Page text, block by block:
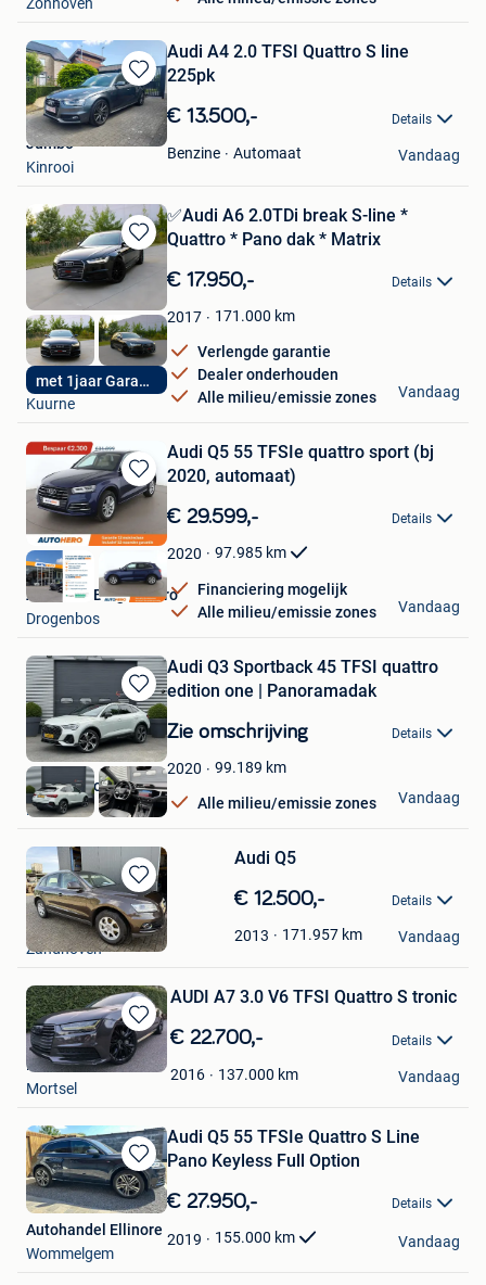
Zonhoven
Bewaren
in
Mijn
Favorieten
Audi A4 2.0 TFSI Quattro S line
225pk
€ 13.500,- Details
Benzine Automaat
Jumbo
Kinrooi
Vandaag
Bewaren
in
Mijn
Favorieten
met 1jaar Garantie
✅Audi A6 2.0TDi break S-line *
Quattro * Pano dak * Matrix
€ 17.950,- Details
2017 171.000 km
Verlengde garantie
Dealer onderhouden
Alle milieu/emissie zones
AutoDriveCenter
Kuurne
Vandaag
Bewaren
in
Favorieten
Audi Q5 55 TFSIe quattro sport (bj
2020, automaat)
€ 29.599,- Details
2020 97.985 km
Financiering mogelijk
Alle milieu/emissie zones
Autohero Belgium Pro
Drogenbos
Vandaag
Bewaren
in
Mijn
Favorieten
Audi Q3 Sportback 45 TFSI quattro
edition one | Panoramadak
Zie omschrijving Details
2020 99.189 km
Alle milieu/emissie zones
Autoaanbod.nu
Boekel
Vandaag
Bewaren
in
Mijn
Favorieten
Audi Q5
€ 12.500,- Details
2013 171.957 km
Geert
Zandhoven
Vandaag
Bewaren
in
Mijn
AUDI A7 3.0 V6 TFSI Quattro S tronic
€ 22.700,- Details
2016 137.000 km
Michael
Mortsel
Vandaag
Bewaren
in
Mijn
Favorieten
Audi Q5 55 TFSIe Quattro S Line
Pano Keyless Full Option
€ 27.950,- Details
2019 155.000 km
Autohandel Ellinore
Wommelgem
Vandaag